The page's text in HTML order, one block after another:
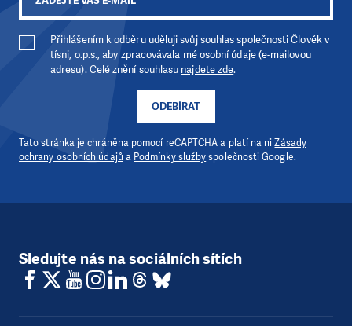
ODEBÍRAT
Přihlášením k odběru uděluji svůj souhlas společnosti Člověk v
tísni, o.p.s., aby zpracovávala mé osobní údaje (e-mailovou
adresu). Celé znění souhlasu najdete zde.
Tato stránka je chráněna pomocí reCAPTCHA a platí na niZásady
ochrany osobních údajů a Podmínky službyspolečnosti Google.
Sledujte nás na sociálních sítích